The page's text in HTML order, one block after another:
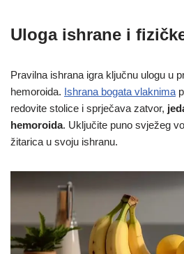
Uloga ishrane i
Pravilna ishrana igra ključnu ulogu u
hemoroida. Ishrana bogata vlaknima
redovite stolice i sprječava zatvor,
hemoroida. Uključite puno svježeg
žitarica u svoju ishranu.